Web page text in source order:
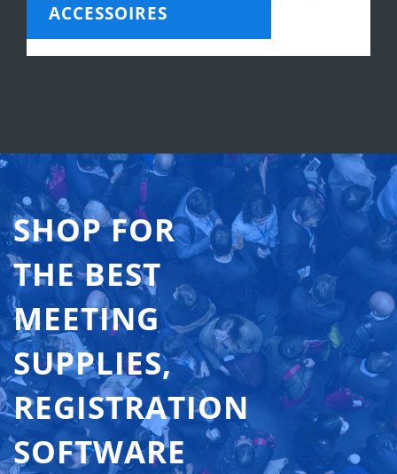
ACCESSOIRES
SHOP FOR
THE BEST
MEETING
SUPPLIES,
REGISTRATION
SOFTWARE